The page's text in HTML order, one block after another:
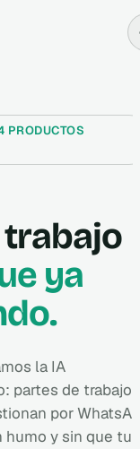
PRODUCTOS
trabajo
ya
la IA
partes de trabajo
por
humo y sin que tu